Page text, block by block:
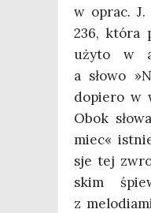
w oprac.
236, któ­ra
uży­to w
a sło­wo
dopie­ro w
Obok
miec«
sje tej
skim
z